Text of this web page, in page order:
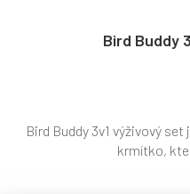
Bird Buddy
Bird Buddy 3v1 výživový
krmítko,